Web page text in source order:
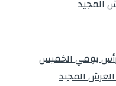
يومي الخميس
المجيد